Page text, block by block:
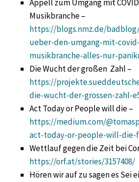
Appell zum Umgang mit
Musikbranche –
https://blogs.nmz.de/
ueber-den-umgang-mit-
musikbranche-alles-nur-
Die Wucht der großen Zahl –
https://
die-wucht-der-grossen-zahl-
Act Today or People will die –
https://medium.com/
act-today-or-people-will-die-
Wettlauf gegen die Zeit bei
https://orf.at/stories/3157408/
Hören wir auf zu sagen es Sei